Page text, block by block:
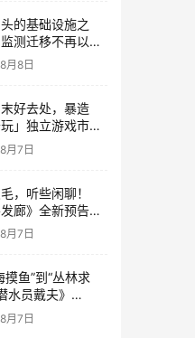
的基础设施之
测迁移不再以中
月8日
好去处，暴造
玩」独立游戏市集
！
月7日
，听些闲聊！
发廊》全新预告与
费试玩公开
月7日
摸鱼”到“丛林求
水员戴夫》
林》移动端定档
月7日